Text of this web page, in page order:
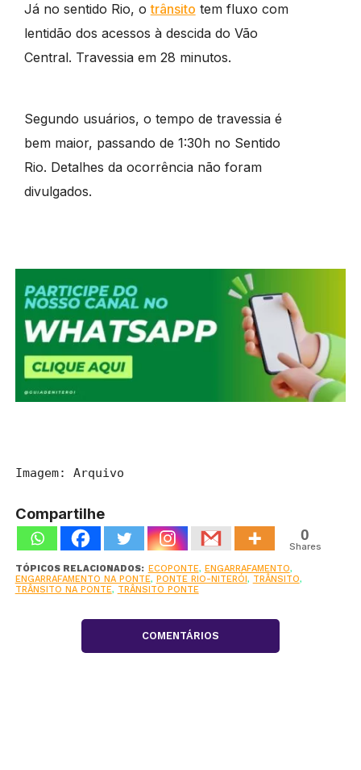
Já no sentido Rio, otrânsito tem fluxo com
lentidão dos acessos à descida do Vão
Central. Travessia em 28 minutos.
Segundo usuários, o tempo de travessia é
bem maior, passando de 1:30h no Sentido
Rio. Detalhes da ocorrência não foram
divulgados.
Imagem: Arquivo
Compartilhe
0
Shares
TÓPICOS RELACIONADOS: ECOPONTE, ENGARRAFAMENTO,
ENGARRAFAMENTO NA PONTE, PONTE RIO-NITERÓI, TRÂNSITO,
TRÂNSITO NA PONTE, TRÂNSITO PONTE
COMENTÁRIOS